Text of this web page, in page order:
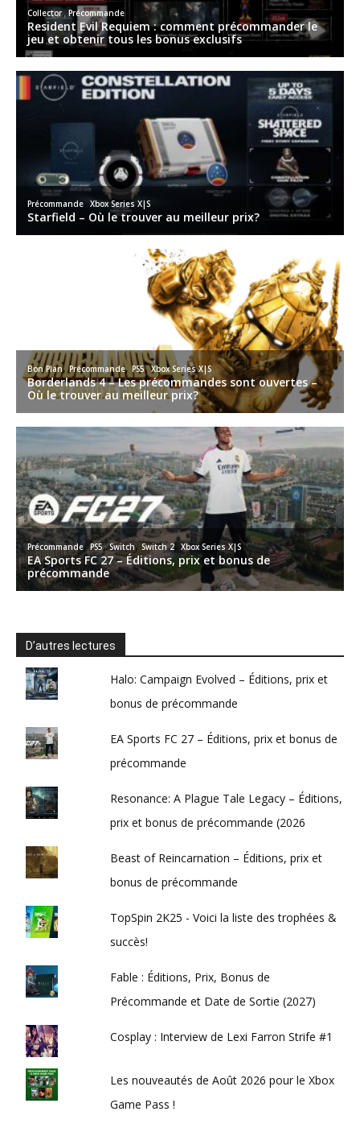
D’autres lectures
Halo: Campaign Evolved – Éditions, prix et
bonus de précommande
EA Sports FC 27 – Éditions, prix et bonus de
précommande
Resonance: A Plague Tale Legacy – Éditions,
prix et bonus de précommande (2026
Beast of Reincarnation – Éditions, prix et
bonus de précommande
TopSpin 2K25 - Voici la liste des trophées &
succès!
Fable : Éditions, Prix, Bonus de
Précommande et Date de Sortie (2027)
Cosplay : Interview de Lexi Farron Strife #1
Les nouveautés de Août 2026 pour le Xbox
Game Pass !